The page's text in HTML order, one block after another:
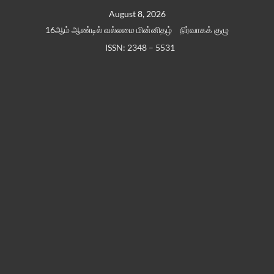
August 8, 2026
16ஆம் ஆண்டில் வல்லமை மின்னிதழ்
நிர்வாகக் குழு
ISSN: 2348 – 5531